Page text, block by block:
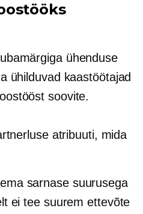
ühenduse
ühilduvad kaastöötajad
soovite.
atribuuti, mida
sarnase suurusega
ei tee suurem ettevõte